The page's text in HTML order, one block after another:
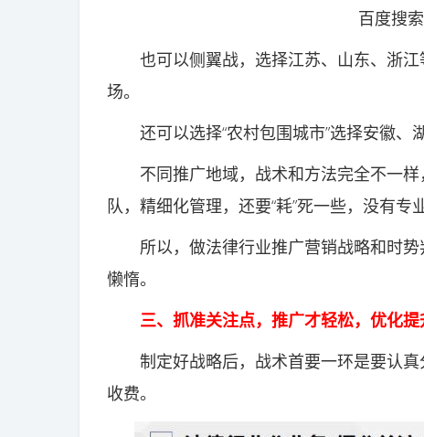
百度搜索
也可以侧翼战，选择江苏、山东、浙江
场。
还可以选择“农村包围城市”选择安徽、
不同推广地域，战术和方法完全不一样
队，精细化管理，还要“耗”死一些，没有专
所以，做法律行业推广营销战略和时势
懒惰。
三、抓准关注点，推广才轻松，优化提
制定好战略后，战术首要一环是要认真
收费。